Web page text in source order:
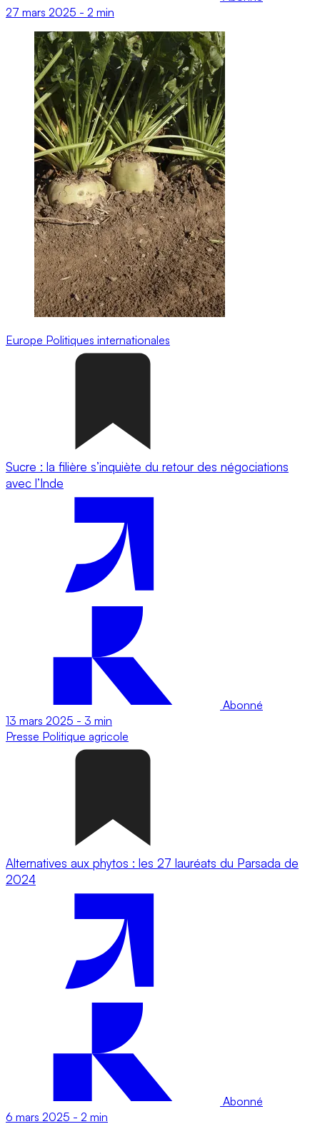
27 mars 2025 - 2 min
Europe Politiques internationales
Sucre : la filière s’inquiète du retour des négociations
avec l’Inde
Abonné
13 mars 2025 - 3 min
Presse Politique agricole
Alternatives aux phytos : les 27 lauréats du Parsada de
2024
Abonné
6 mars 2025 - 2 min